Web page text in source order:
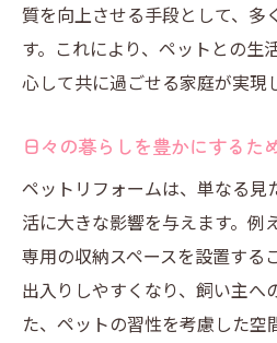
質を向上させる手段として、多
す。これにより、ペットとの生
心して共に過ごせる家庭が実現
日々の暮らしを豊かにするた
ペットリフォームは、単なる見
活に大きな影響を与えます。例
専用の収納スペースを設置する
出入りしやすくなり、飼い主へ
た、ペットの習性を考慮した空